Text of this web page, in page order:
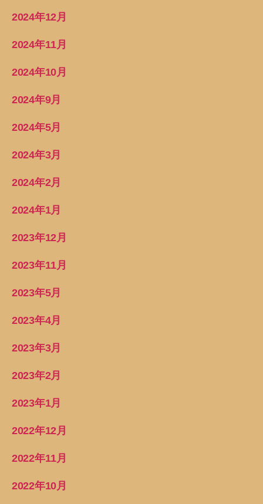
2024年12月
2024年11月
2024年10月
2024年9月
2024年5月
2024年3月
2024年2月
2024年1月
2023年12月
2023年11月
2023年5月
2023年4月
2023年3月
2023年2月
2023年1月
2022年12月
2022年11月
2022年10月